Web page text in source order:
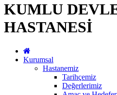
KUMLU
HASTANESİ
Kurumsal
Hastanemiz
Tarihçemiz
Değerlerimiz